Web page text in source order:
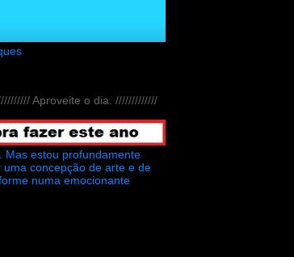
Aproveite o dia. /////////////
Mas estou profundamente
concepção de arte e de
numa emocionante